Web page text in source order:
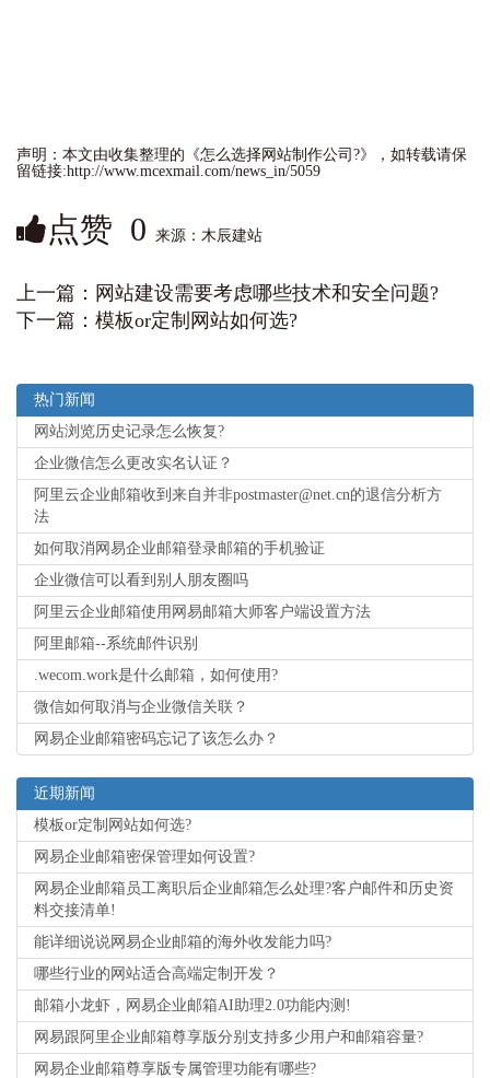
声明：本文由收集整理的《怎么选择网站制作公司?》，如转载请保
留链接:http://www.mcexmail.com/news_in/5059
点赞 0 来源：木辰建站
上一篇： 网站建设需要考虑哪些技术和安全问题?
下一篇： 模板or定制网站如何选?
热门新闻
网站浏览历史记录怎么恢复?
企业微信怎么更改实名认证？
阿里云企业邮箱收到来自并非postmaster@net.cn的退信分析方
法
如何取消网易企业邮箱登录邮箱的手机验证
企业微信可以看到别人朋友圈吗
阿里云企业邮箱使用网易邮箱大师客户端设置方法
阿里邮箱--系统邮件识别
.wecom.work是什么邮箱，如何使用?
微信如何取消与企业微信关联？
网易企业邮箱密码忘记了该怎么办？
近期新闻
模板or定制网站如何选?
网易企业邮箱密保管理如何设置?
网易企业邮箱员工离职后企业邮箱怎么处理?客户邮件和历史资
料交接清单!
能详细说说网易企业邮箱的海外收发能力吗?
哪些行业的网站适合高端定制开发？
邮箱小龙虾，网易企业邮箱AI助理2.0功能内测!
网易跟阿里企业邮箱尊享版分别支持多少用户和邮箱容量?
网易企业邮箱尊享版专属管理功能有哪些?